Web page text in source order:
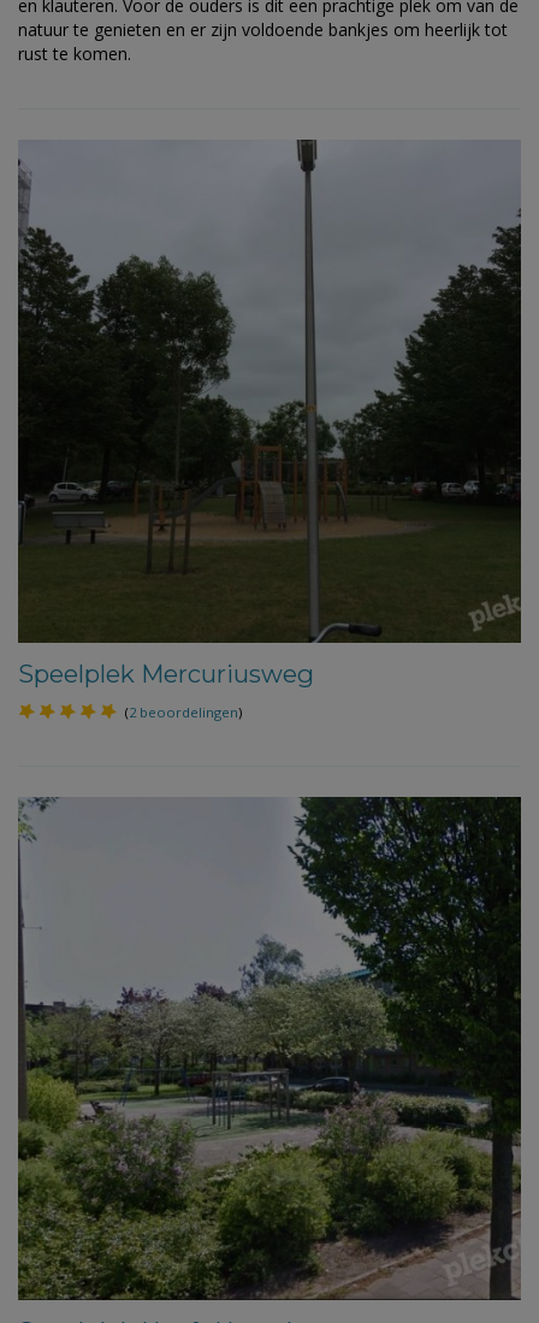
en klauteren. Voor de ouders is dit een prachtige plek om van de
natuur te genieten en er zijn voldoende bankjes om heerlijk tot
rust te komen.
Speelplek Mercuriusweg
(2 beoordelingen)